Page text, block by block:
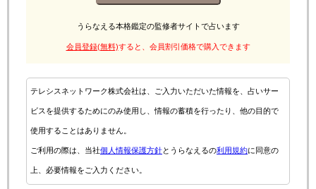
うらなえる本格鑑定の監修者サイトで占います
会員登録(無料)すると、会員割引価格で購入できます
テレシスネットワーク株式会社は、ご入力いただいた情報を、占いサー
ビスを提供するためにのみ使用し、情報の蓄積を行ったり、他の目的で
使用することはありません。
ご利用の際は、当社個人情報保護方針とうらなえるの利用規約に同意の
上、必要情報をご入力ください。